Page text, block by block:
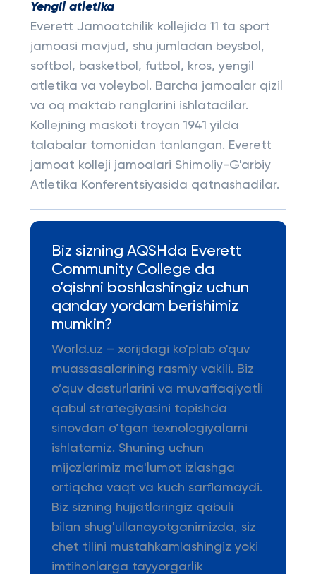
Yengil atletika
Everett Jamoatchilik kollejida 11 ta sport
jamoasi mavjud, shu jumladan beysbol,
softbol, ​​basketbol, ​​futbol, ​​kros, yengil
atletika va voleybol. Barcha jamoalar qizil
va oq maktab ranglarini ishlatadilar.
Kollejning maskoti troyan 1941 yilda
talabalar tomonidan tanlangan. Everett
jamoat kolleji jamoalari Shimoliy-G'arbiy
Atletika Konferentsiyasida qatnashadilar.
Biz sizning AQSHda Everett
Community College da
o’qishni boshlashingiz uchun
qanday yordam berishimiz
mumkin?
World.uz – xorijdagi ko'plab o'quv
muassasalarining rasmiy vakili. Biz
o’quv dasturlarini va muvaffaqiyatli
qabul strategiyasini topishda
sinovdan o’tgan texnologiyalarni
ishlatamiz. Shuning uchun
mijozlarimiz ma'lumot izlashga
ortiqcha vaqt va kuch sarflamaydi.
Biz sizning hujjatlaringiz qabuli
bilan shug'ullanayotganimizda, siz
chet tilini mustahkamlashingiz yoki
imtihonlarga tayyorgarlik